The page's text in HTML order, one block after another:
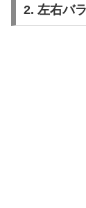
2. 左右バ